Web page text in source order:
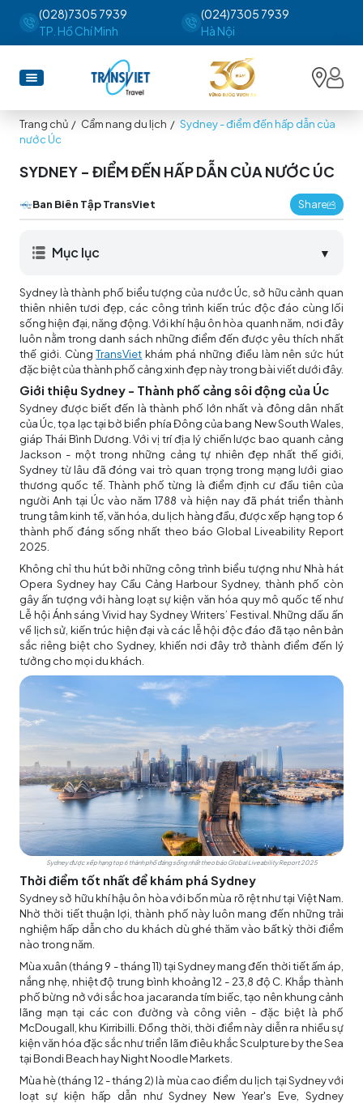
(028)7305 7939
TP. Hồ Chí Minh
(024)7305 7939
Hà Nội
Trang chủ / Cẩm nang du lịch / Sydney - điểm đến hấp dẫn của
nước Úc
SYDNEY - ĐIỂM ĐẾN HẤP DẪN CỦA NƯỚC ÚC
Ban Biên Tập TransViet Share
Mục lục ▼
Sydney là thành phố biểu tượng của nước Úc, sở hữu cảnh quan
thiên nhiên tươi đẹp, các công trình kiến trúc độc đáo cùng lối
sống hiện đại, năng động. Với khí hậu ôn hòa quanh năm, nơi đây
luôn nằm trong danh sách những điểm đến được yêu thích nhất
thế giới. CùngTransViet khám phá những điều làm nên sức hút
đặc biệt của thành phố cảng xinh đẹp này trong bài viết dưới đây.
Giới thiệu Sydney - Thành phố cảng sôi động của Úc
Sydney được biết đến là thành phố lớn nhất và đông dân nhất
của Úc, tọa lạc tại bờ biển phía Đông của bang New South Wales,
giáp Thái Bình Dương. Với vị trí địa lý chiến lược bao quanh cảng
Jackson - một trong những cảng tự nhiên đẹp nhất thế giới,
Sydney từ lâu đã đóng vai trò quan trọng trong mạng lưới giao
thương quốc tế. Thành phố từng là điểm định cư đầu tiên của
người Anh tại Úc vào năm 1788 và hiện nay đã phát triển thành
trung tâm kinh tế, văn hóa, du lịch hàng đầu, được xếp hạng top 6
thành phố đáng sống nhất theo báo Global Liveability Report
2025.
Không chỉ thu hút bởi những công trình biểu tượng như Nhà hát
Opera Sydney hay Cầu Cảng Harbour Sydney, thành phố còn
gây ấn tượng với hàng loạt sự kiện văn hóa quy mô quốc tế như
Lễ hội Ánh sáng Vivid hay Sydney Writers’ Festival. Những dấu ấn
về lịch sử, kiến trúc hiện đại và các lễ hội độc đáo đã tạo nên bản
sắc riêng biệt cho Sydney, khiến nơi đây trở thành điểm đến lý
tưởng cho mọi du khách.
Sydney được xếp hạng top 6 thành phố đáng sống nhất theo báo Global Liveability Report 2025
Thời điểm tốt nhất để khám phá Sydney
Sydney sở hữu khí hậu ôn hòa với bốn mùa rõ rệt như tại Việt Nam.
Nhờ thời tiết thuận lợi, thành phố này luôn mang đến những trải
nghiệm hấp dẫn cho du khách dù ghé thăm vào bất kỳ thời điểm
nào trong năm.
Mùa xuân (tháng 9 - tháng 11) tại Sydney mang đến thời tiết ấm áp,
nắng nhẹ, nhiệt độ trung bình khoảng 12 - 23,8 độ C. Khắp thành
phố bừng nở với sắc hoa jacaranda tím biếc, tạo nên khung cảnh
lãng mạn tại các con đường và công viên - đặc biệt là phố
McDougall, khu Kirribilli. Đồng thời, thời điểm này diễn ra nhiều sự
kiện văn hóa đặc sắc như triển lãm điêu khắc Sculpture by the Sea
tại Bondi Beach hay Night Noodle Markets.
Mùa hè (tháng 12 - tháng 2) là mùa cao điểm du lịch tại Sydney với
loạt sự kiện hấp dẫn như Sydney New Year's Eve, Sydney